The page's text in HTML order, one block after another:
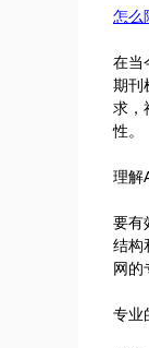
怎么
在当
期刊
求，
性。
理解
要有
结构
网的
专业